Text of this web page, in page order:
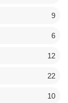
9
6
12
22
10